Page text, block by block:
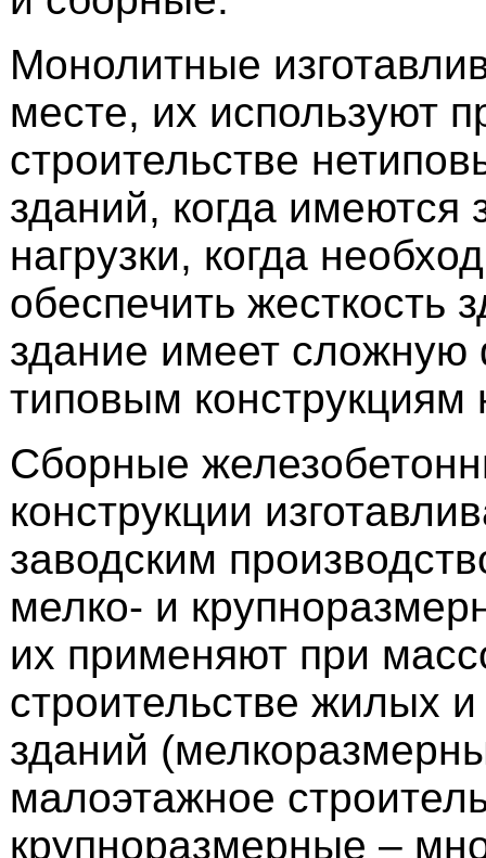
Монолитные
месте, их используют
строительстве
зданий, когда имеются
нагрузки, когда
обеспечить жесткость
здание имеет сложную
типовым конструкциям
Сборные
конструкции
заводским
мелко- и
их применяют при
строительстве жилых
зданий
малоэтажное
крупноразмерные –